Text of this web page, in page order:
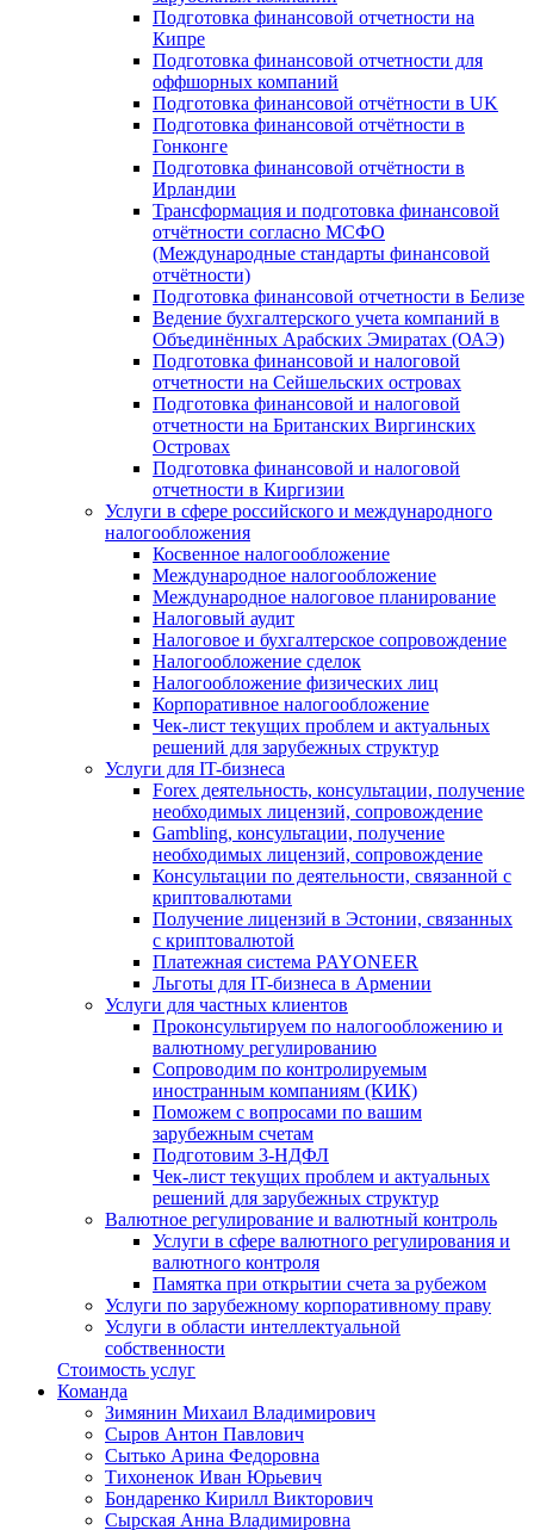
Подготовка финансовой отчетности на
Кипре
Подготовка финансовой отчетности для
оффшорных компаний
Подготовка финансовой отчётности в UK
Подготовка финансовой отчётности в
Гонконге
Подготовка финансовой отчётности в
Ирландии
Трансформация и подготовка финансовой
отчётности согласно МСФО
(Международные стандарты финансовой
отчётности)
Подготовка финансовой отчетности в Белизе
Ведение бухгалтерского учета компаний в
Объединённых Арабских Эмиратах (ОАЭ)
Подготовка финансовой и налоговой
отчетности на Сейшельских островах
Подготовка финансовой и налоговой
отчетности на Британских Виргинских
Островах
Подготовка финансовой и налоговой
отчетности в Киргизии
Услуги в сфере российского и международного
налогообложения
Косвенное налогообложение
Международное налогообложение
Международное налоговое планирование
Налоговый аудит
Налоговое и бухгалтерское сопровождение
Налогообложение сделок
Налогообложение физических лиц
Корпоративное налогообложение
Чек-лист текущих проблем и актуальных
решений для зарубежных структур
Услуги для IT-бизнеса
Forex деятельность, консультации, получение
необходимых лицензий, сопровождение
Gambling, консультации, получение
необходимых лицензий, сопровождение
Консультации по деятельности, связанной с
криптовалютами
Получение лицензий в Эстонии, связанных
с криптовалютой
Платежная система PAYONEER
Льготы для IT-бизнеса в Армении
Услуги для частных клиентов
Проконсультируем по налогообложению и
валютному регулированию
Сопроводим по контролируемым
иностранным компаниям (КИК)
Поможем с вопросами по вашим
зарубежным счетам
Подготовим 3-НДФЛ
Чек-лист текущих проблем и актуальных
решений для зарубежных структур
Валютное регулирование и валютный контроль
Услуги в сфере валютного регулирования и
валютного контроля
Памятка при открытии счета за рубежом
Услуги по зарубежному корпоративному праву
Услуги в области интеллектуальной
собственности
Стоимость услуг
Команда
Зимянин Михаил Владимирович
Сыров Антон Павлович
Сытько Арина Федоровна
Тихоненок Иван Юрьевич
Бондаренко Кирилл Викторович
Сырская Анна Владимировна